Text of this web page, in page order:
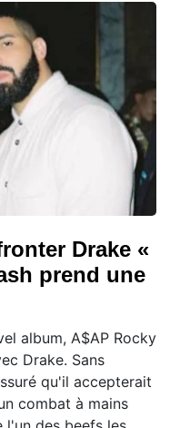
Drake «
prend une
album, A$AP Rocky
Drake. Sans
qu'il accepterait
combat à mains